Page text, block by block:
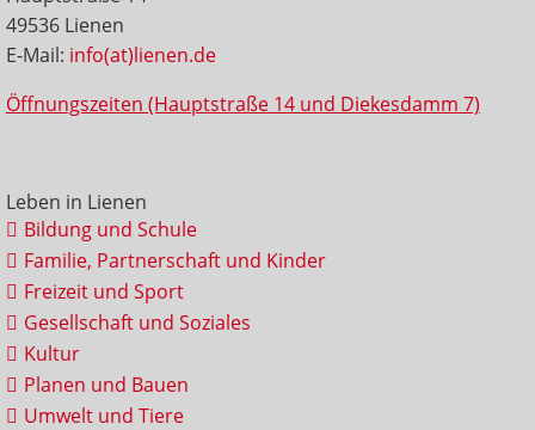
49536 Lienen
E-Mail: info(at)lienen.de
Öffnungszeiten (Hauptstraße 14 und Diekesdamm 7)
Leben in Lienen
Bildung und Schule
Familie, Partnerschaft und Kinder
Freizeit und Sport
Gesellschaft und Soziales
Kultur
Planen und Bauen
Umwelt und Tiere